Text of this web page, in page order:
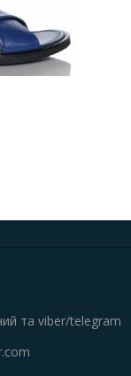
та viber/telegram